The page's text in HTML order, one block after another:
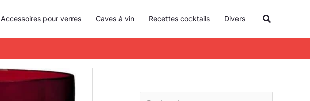
Accessoires pour verres Caves à vin Recettes cocktails Divers
c
h